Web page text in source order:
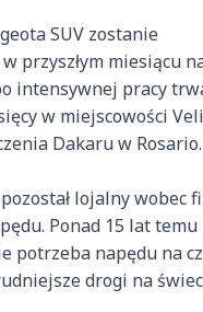
SUV zostanie
przyszłym miesiącu
intensywnej pracy
w miejscowości
Dakaru w Rosario.
lojalny wobec
Ponad 15 lat temu
potrzeba napędu na
drogi na